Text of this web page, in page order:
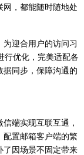
，都能随时随地处
迎合用户的访问习
行优化，完美适配各
同步，保障沟通的
端实现互联互通，
置邮箱客户端的繁
了因场景不固定带来